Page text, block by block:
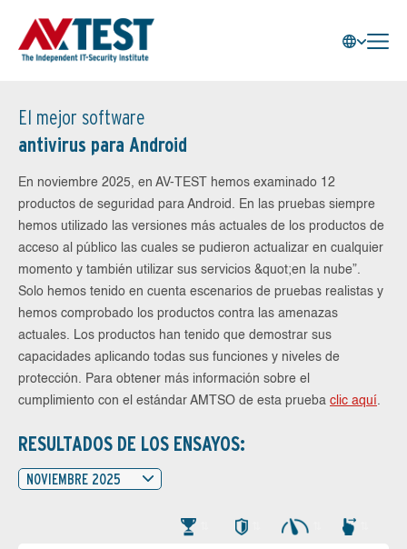
El mejor software
antivirus para Android
En noviembre 2025, en AV-TEST hemos examinado 12
productos de seguridad para Android. En las pruebas siempre
hemos utilizado las versiones más actuales de los productos de
acceso al público las cuales se pudieron actualizar en cualquier
momento y también utilizar sus servicios &quot;en la nube”.
Solo hemos tenido en cuenta escenarios de pruebas realistas y
hemos comprobado los productos contra las amenazas
actuales. Los productos han tenido que demostrar sus
capacidades aplicando todas sus funciones y niveles de
protección. Para obtener más información sobre el
cumplimiento con el estándar AMTSO de esta prueba clic aquí.
RESULTADOS DE LOS ENSAYOS:
NOVIEMBRE 2025